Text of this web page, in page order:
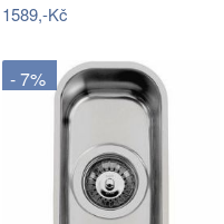
1589,-Kč
- 7%